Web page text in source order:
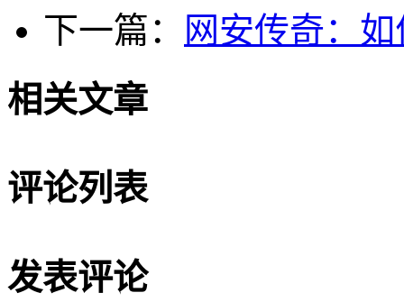
下一篇：
网安传奇：
相关文章
评论列表
发表评论